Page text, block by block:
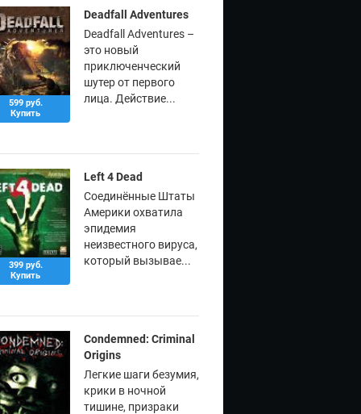
599 руб.
Купить
Deadfall Adventures
Deadfall Adventures –
это новый
приключенческий
шутер от первого
лица. Действие...
399 руб.
Купить
Left 4 Dead
Соединённые Штаты
Америки охватила
эпидемия
неизвестного вируса,
который вызывае...
Condemned: Criminal
Origins
Легкие шаги безумия,
крики в ночной
тишине, призраки